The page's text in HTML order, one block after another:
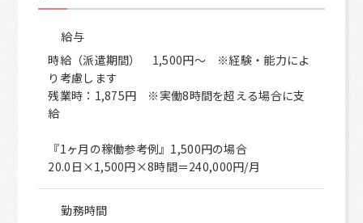
給与
時給（派遣期間） 1,500円～ ※経験・能力によ
り考慮します
残業時：1,875円 ※実働8時間を超える場合に支
給
『1ヶ月の稼働参考例』1,500円の場合
20.0日×1,500円×8時間＝240,000円/月
勤務時間